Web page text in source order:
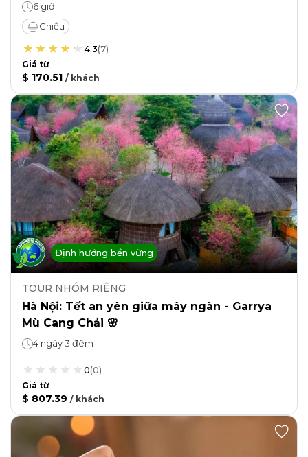
6 giờ
Chiều
4.3(7)
Giá từ
$ 170.51 / khách
Định hướng bền vững
TOUR NHÓM RIÊNG
Hà Nội: Tết an yên giữa mây ngàn - Garrya
Mù Cang Chải 🌸
4 ngày 3 đêm
0(0)
Giá từ
$ 807.39 / khách